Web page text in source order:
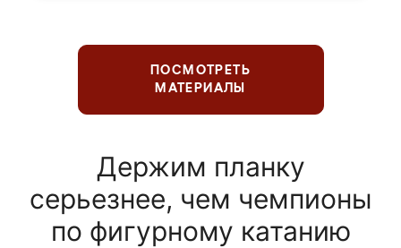
ПОСМОТРЕТЬ
МАТЕРИАЛЫ
Держим планку
серьезнее, чем чемпионы
по фигурному катанию